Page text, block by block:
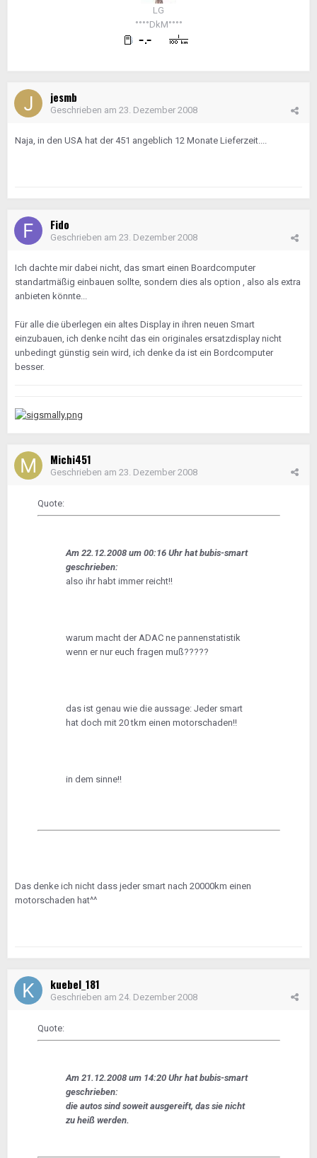
LG
°°°°DkM°°°°
jesmb
Geschrieben am 23. Dezember 2008
Naja, in den USA hat der 451 angeblich 12 Monate Lieferzeit....
Fido
Geschrieben am 23. Dezember 2008
Ich dachte mir dabei nicht, das smart einen Boardcomputer
standartmäßig einbauen sollte, sondern dies als option , also als extra
anbieten könnte...
Für alle die überlegen ein altes Display in ihren neuen Smart
einzubauen, ich denke nciht das ein originales ersatzdisplay nicht
unbedingt günstig sein wird, ich denke da ist ein Bordcomputer
besser.
Michi451
Geschrieben am 23. Dezember 2008
Quote:
Am 22.12.2008 um 00:16 Uhr hat bubis-smart
geschrieben:
also ihr habt immer reicht!!
warum macht der ADAC ne pannenstatistik
wenn er nur euch fragen muß?????
das ist genau wie die aussage: Jeder smart
hat doch mit 20 tkm einen motorschaden!!
in dem sinne!!
Das denke ich nicht dass jeder smart nach 20000km einen
motorschaden hat^^
kuebel_181
Geschrieben am 24. Dezember 2008
Quote:
Am 21.12.2008 um 14:20 Uhr hat bubis-smart
geschrieben:
die autos sind soweit ausgereift, das sie nicht
zu heiß werden.